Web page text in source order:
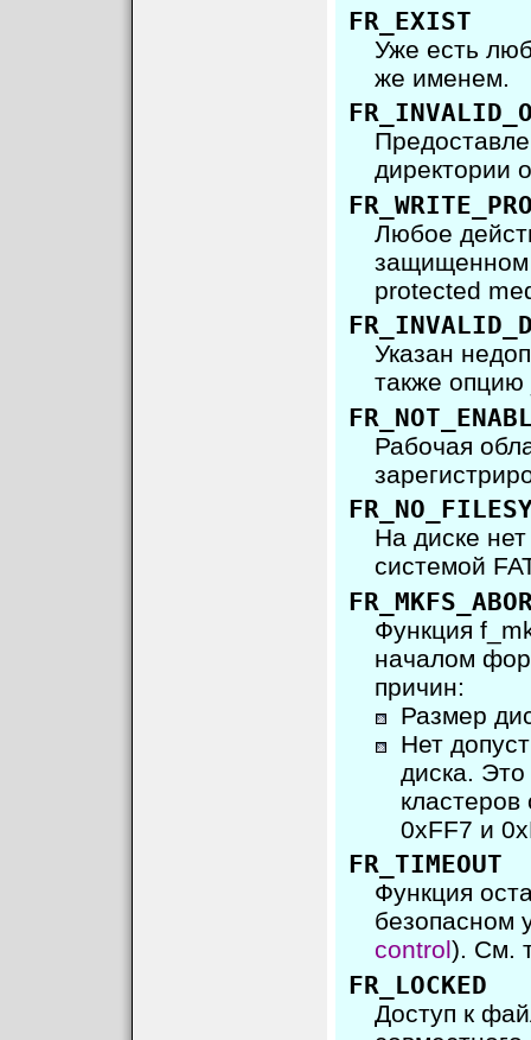
FR_EXIST
Уже есть
же именем.
директории
Любое
защищенном
protected
Указан
также опцию
Рабочая
На диске
системой
Функция
началом
причин:
Размер
Нет
диска.
кластеров
0xFF7 и
FR_TIMEOUT
Функция
безопасном
control). См.
FR_LOCKED
Доступ к